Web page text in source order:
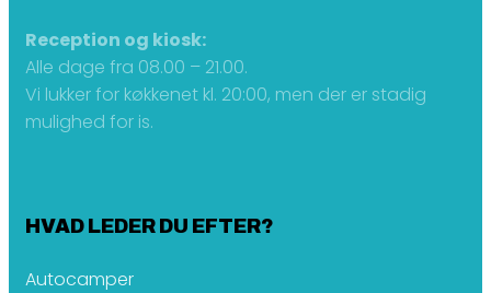
Reception og kiosk:
Alle dage fra 08.00 – 21.00.
Vi lukker for køkkenet kl. 20:00, men der er stadig
mulighed for is.
HVAD LEDER DU EFTER?
Autocamper